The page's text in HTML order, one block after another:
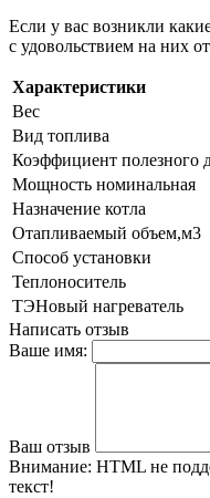
Если у вас возникли
с удовольствием на них
Характеристики
Вес
Вид топлива
Коэффициент полезного
Мощность номинальная
Назначение котла
Отапливаемый объем,м3
Способ установки
Теплоноситель
ТЭНовый нагреватель
Написать отзыв
Ваше имя:
Ваш отзыв
Внимание: HTML не
текст!